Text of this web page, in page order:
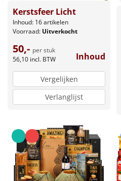
Kerstsfeer Licht
Inhoud: 16 artikelen
Voorraad: Uitverkocht
50,- per stuk
56,10 incl. BTW Inhoud
Vergelijken
Verlanglijst